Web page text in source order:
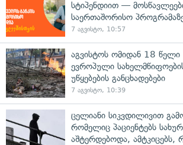
სტიპენდიით —
საერთაშორისო
7 აგვისტო, 10:57
აგვისტოს ომიდან 18
ევროპული
უწყებების განცხადებები
7 აგვისტო, 10:39
ცელიანი სიკვდილივით
რომელიც პაციენტებს
აშტერდებოდა, ამტკიცებს,